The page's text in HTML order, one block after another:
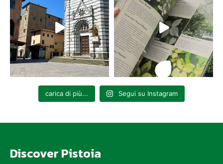
carica di più... Segui su Instagram
Discover Pistoia